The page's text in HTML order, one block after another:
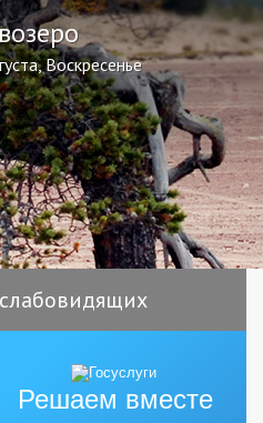
Воскресенье
Решаем вместе